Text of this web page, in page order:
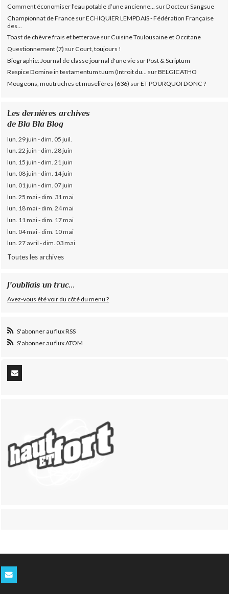
Comment économiser l’eau potable d’une ancienne... surDocteur Sangsue
Championnat de France surECHIQUIER LEMPDAIS - Fédération Française
des...
Toast de chèvre frais et betterave surCuisine Toulousaine et Occitane
Questionnement (7) surCourt, toujours !
Biographie: Journal de classe journal d'une vie surPost & Scriptum
Respice Domine in testamentum tuum (Introit du... surBELGICATHO
Mougeons, moutruches et muselières (636) surET POURQUOI DONC ?
Les dernières archives
de Bla Bla Blog
lun. 29 juin - dim. 05 juil.
lun. 22 juin - dim. 28 juin
lun. 15 juin - dim. 21 juin
lun. 08 juin - dim. 14 juin
lun. 01 juin - dim. 07 juin
lun. 25 mai - dim. 31 mai
lun. 18 mai - dim. 24 mai
lun. 11 mai - dim. 17 mai
lun. 04 mai - dim. 10 mai
lun. 27 avril - dim. 03 mai
Toutes les archives
J'oubliais un truc...
Avez-vous été voir du côté du menu ?
S'abonner au flux RSS
S'abonner au flux ATOM